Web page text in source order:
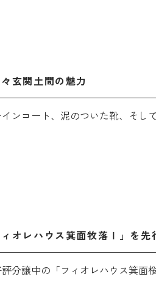
玄関土間の魅力
ンコート、泥のついた靴、そし
ィオレハウス箕面牧落Ⅰ」を
分譲中の「フィオレハウス箕面